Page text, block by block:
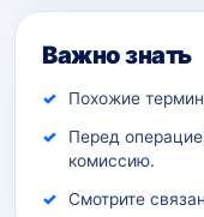
Важно знать
Похожие
Перед
комиссию.
Смотрите